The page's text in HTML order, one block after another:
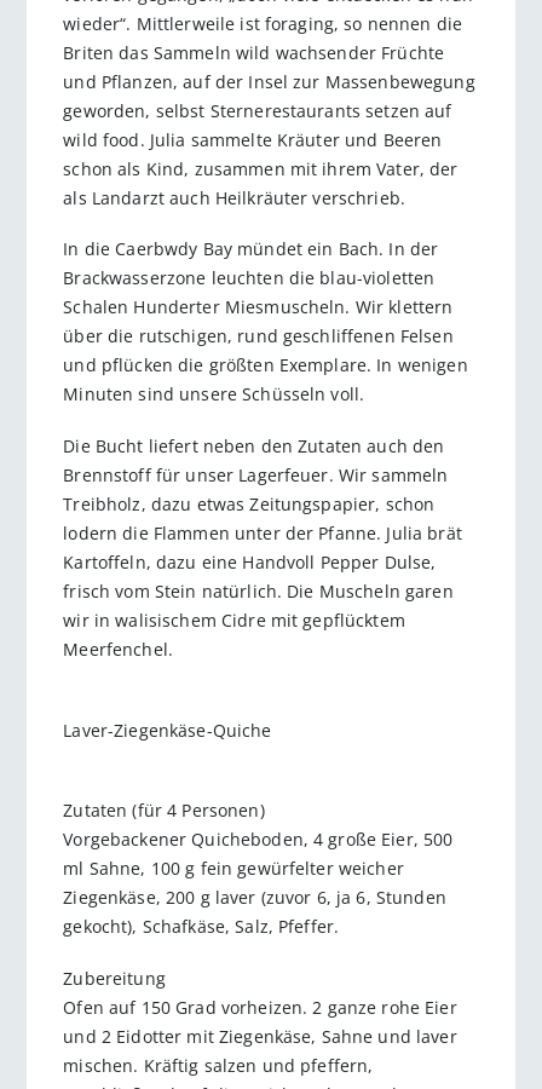
wieder“. Mittlerweile ist foraging, so nennen die
Briten das Sammeln wild wachsender Früchte
und Pflanzen, auf der Insel zur Massenbewegung
geworden, selbst Sternerestaurants setzen auf
wild food. Julia sammelte Kräuter und Beeren
schon als Kind, zusammen mit ihrem Vater, der
als Landarzt auch Heilkräuter verschrieb.
In die Caerbwdy Bay mündet ein Bach. In der
Brackwasserzone leuchten die blau-violetten
Schalen Hunderter Miesmuscheln. Wir klettern
über die rutschigen, rund geschliffenen Felsen
und pflücken die größten Exemplare. In wenigen
Minuten sind unsere Schüsseln voll.
Die Bucht liefert neben den Zutaten auch den
Brennstoff für unser Lagerfeuer. Wir sammeln
Treibholz, dazu etwas Zeitungspapier, schon
lodern die Flammen unter der Pfanne. Julia brät
Kartoffeln, dazu eine Handvoll Pepper Dulse,
frisch vom Stein natürlich. Die Muscheln garen
wir in walisischem Cidre mit gepflücktem
Meerfenchel.
Laver-Ziegenkäse-Quiche
Zutaten (für 4 Personen)
Vorgebackener Quicheboden, 4 große Eier, 500
ml Sahne, 100 g fein gewürfelter weicher
Ziegenkäse, 200 g laver (zuvor 6, ja 6, Stunden
gekocht), Schafkäse, Salz, Pfeffer.
Zubereitung
Ofen auf 150 Grad vorheizen. 2 ganze rohe Eier
und 2 Eidotter mit Ziegenkäse, Sahne und laver
mischen. Kräftig salzen und pfeffern,